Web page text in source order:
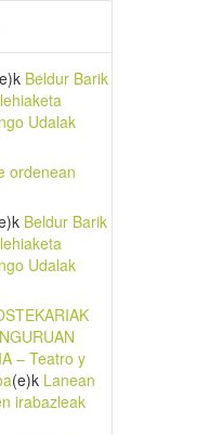
Beldur Barik
Udalak
ordenean
Beldur Barik
Udalak
– Teatro y
(e)k Lanean
irabazleak